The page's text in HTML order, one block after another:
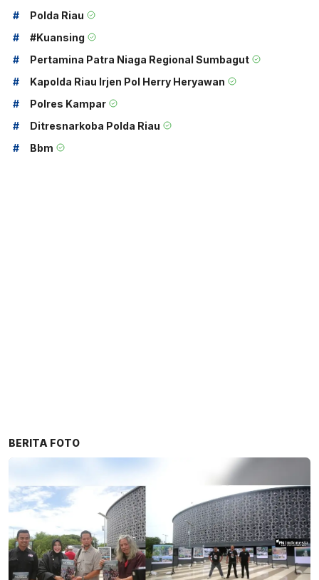
#
Polda Riau
#
#kuansing
#
Pertamina Patra Niaga Regional Sumbagut
#
Kapolda Riau Irjen Pol Herry Heryawan
#
Polres Kampar
#
Ditresnarkoba Polda Riau
#
Bbm
BERITA FOTO